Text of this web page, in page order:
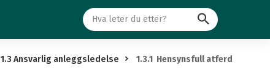
Søk
1.3 Ansvarlig anleggsledelse 1.3.1 Hensynsfull atferd